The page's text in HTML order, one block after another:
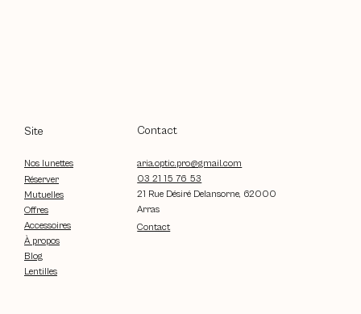
Site
Nos lunettes
Réserver
Mutuelles
Offres
Accessoires
À propos
Blog
Lentilles
Contact
Contact
aria.optic.pro@gmail.com
03 21 15 76 53
21 Rue Désiré Delansorne, 62000
Arras